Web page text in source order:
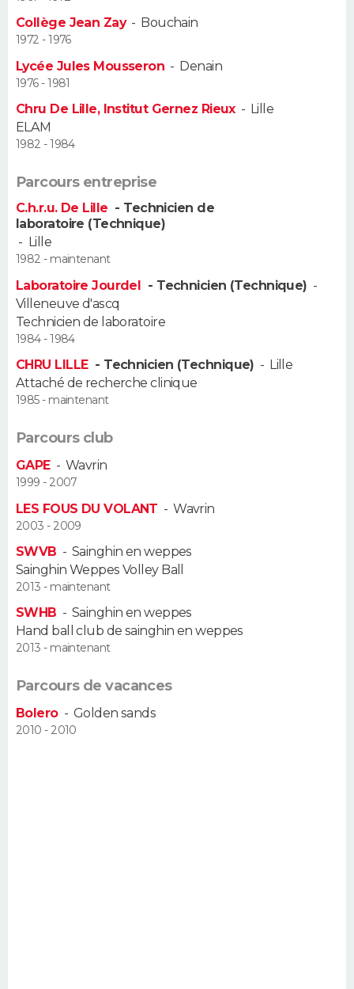
Alimentation
Guide de la santé
Maladies
Médicaments
Sommeil
VOYAGE
Destinations
City break
Voyage nature
Voyage de noces
Forum
Climat
+
PHOTO
GUIDES D'ACHAT
BONS PLANS
CARTE DE VOEUX
Carte de Noël
Carte Bonne année
Carte Saint-Valentin
Carte Pâques
Carte d'anniversaire
DICTIONNAIRE
Dictionnaire
Biographies
Citations
Expressions
Proverbes
PROGRAMME TV
S'inscrire
Se connecter
Lycées
Collèges
Primaires
Universités
Entreprises
Service militaire
Avis de recherche
AVIS DE DÉCÈS
FORUM
Bricolage
Lifestyle
Culture
Sport
Auto
Television
Voyage
Cinema
Collège Jean Zay- Bouchain
1972 - 1976
Lycée Jules Mousseron - Denain
1976 - 1981
Chru De Lille, Institut Gernez Rieux- Lille
ELAM
1982 - 1984
Parcours entreprise
C.h.r.u. De Lille - Technicien de
laboratoire (Technique)
- Lille
1982 - maintenant
Laboratoire Jourdel - Technicien (Technique) -
Villeneuve d'ascq
Technicien de laboratoire
1984 - 1984
CHRU LILLE - Technicien (Technique) - Lille
Attaché de recherche clinique
1985 - maintenant
Parcours club
GAPE- Wavrin
1999 - 2007
LES FOUS DU VOLANT -Wavrin
2003 - 2009
SWVB - Sainghin en weppes
Sainghin Weppes Volley Ball
2013 - maintenant
SWHB - Sainghin en weppes
Hand ball club de sainghin en weppes
2013 - maintenant
Parcours de vacances
Bolero- Golden sands
2010 - 2010